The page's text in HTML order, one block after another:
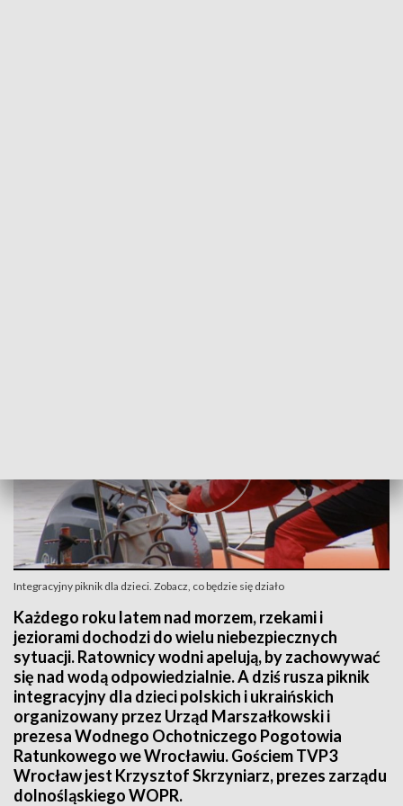
Integracyjny piknik dla dzieci. Zobacz, co będzie się działo
Każdego roku latem nad morzem, rzekami i
jeziorami dochodzi do wielu niebezpiecznych
sytuacji. Ratownicy wodni apelują, by zachowywać
się nad wodą odpowiedzialnie. A dziś rusza piknik
integracyjny dla dzieci polskich i ukraińskich
organizowany przez Urząd Marszałkowski i
prezesa Wodnego Ochotniczego Pogotowia
Ratunkowego we Wrocławiu. Gościem TVP3
Wrocław jest Krzysztof Skrzyniarz, prezes zarządu
dolnośląskiego WOPR.